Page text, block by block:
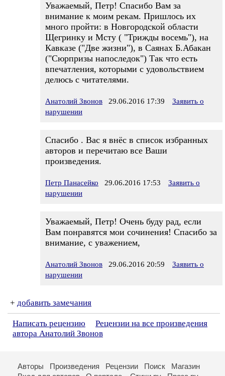
Уважаемый, Петр! Спасибо Вам за
внимание к моим рекам. Пришлось их
много пройти: в Новгородской области
Щегринку и Мсту ( "Трижды восемь"), на
Кавказе ("Две жизни"), в Саянах Б.Абакан
("Сюрпризы напоследок") Так что есть
впечатления, которыми с удовольствием
делюсь с читателями.
Анатолий Звонов 29.06.2016 17:39
Заявить о
нарушении
Спасибо . Вас я внёс в список избранных
авторов и перечитаю все Ваши
произведения.
Петр Панасейко 29.06.2016 17:53
Заявить о
нарушении
Уважаемый, Петр! Очень буду рад, если
Вам понравятся мои сочинения! Спасибо за
внимание, с уважением,
Анатолий Звонов 29.06.2016 20:59
Заявить о
нарушении
+ добавить замечания
Написать рецензию
Рецензии на все произведения
автора Анатолий Звонов
Авторы Произведения Рецензии Поиск
Магазин